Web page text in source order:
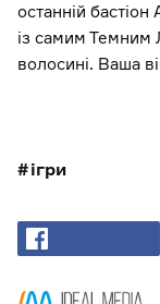
останній бастіон
із самим Темним
волосині. Ваша
ігри